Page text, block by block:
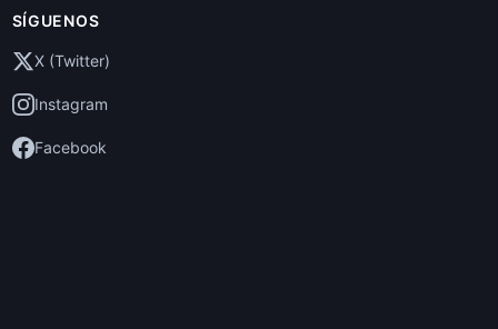
SÍGUENOS
X (Twitter)
Instagram
Facebook